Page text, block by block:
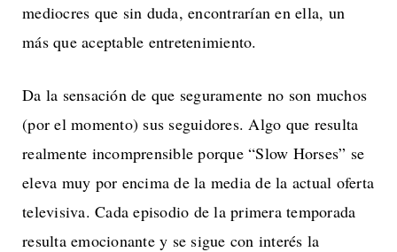
mediocres que sin duda, encontrarían en ella, un
más que aceptable entretenimiento.
Da la sensación de que seguramente no son muchos
(por el momento) sus seguidores. Algo que resulta
realmente incomprensible porque “Slow Horses” se
eleva muy por encima de la media de la actual oferta
televisiva. Cada episodio de la primera temporada
resulta emocionante y se sigue con interés la